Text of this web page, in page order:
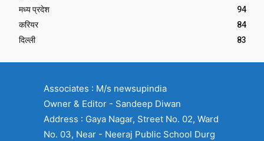
मध्य प्रदेश
94
करियर
84
दिल्ली
83
Associates : M/s newsupindia
Owner & Editor - Sandeep Diwan
Address : Gaya Nagar, Street No. 02, Ward
No. 03, Near - Neeraj Public School Durg